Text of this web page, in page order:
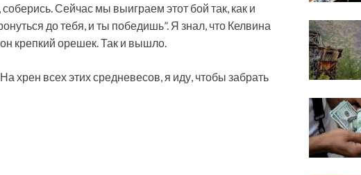
Сейчас мы выиграем этот бой так, как и
до тебя, и ты победишь”. Я знал, что Келвина
крепкий орешек. Так и вышло.
хрен всех этих средневесов, я иду, чтобы забрать